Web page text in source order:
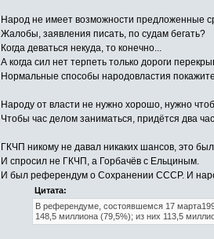
Народ не имеет возможности предложенные
Жалобы, заявления писать, по судам бегать?
Когда деваться некуда, то конечно...
А когда сил нет терпеть только дороги
Нормальные способы народовластия
Народу от власти не нужно хорошо, нужно
Чтобы час делом заниматься, придётся два
ГКЧП никому не давал никаких шансов, это
И спросил не ГКЧП, а Горбачёв с Ельциным.
И был референдум о Сохранении СССР. И
Цитата:
В референдуме, состоявшемся 17
148,5 миллиона (79,5%); из них 113,5